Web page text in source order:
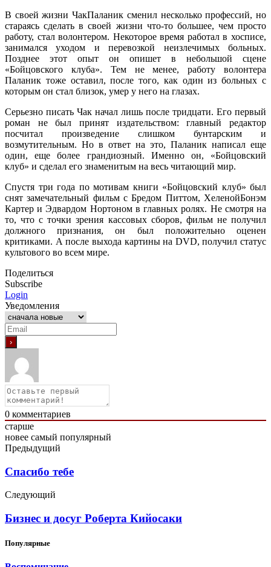
В своей жизни ЧакПаланик сменил несколько профессий, но
стараясь сделать в своей жизни что-то большее, чем просто
работу, стал волонтером. Некоторое время работал в хосписе,
занимался уходом и перевозкой неизлечимых больных.
Позднее этот опыт он опишет в небольшой сцене
«Бойцовского клуба». Тем не менее, работу волонтера
Паланик тоже оставил, после того, как один из больных с
которым он стал близок, умер у него на глазах.
Серьезно писать Чак начал лишь после тридцати. Его первый
роман не был принят издательством: главный редактор
посчитал произведение слишком бунтарским и
возмутительным. Но в ответ на это, Паланик написал еще
один, еще более грандиозный. Именно он, «Бойцовский
клуб» и сделал его знаменитым на весь читающий мир.
Спустя три года по мотивам книги «Бойцовский клуб» был
снят замечательный фильм с Бредом Питтом, ХеленойБонэм
Картер и Эдвардом Нортоном в главных ролях. Не смотря на
то, что с точки зрения кассовых сборов, фильм не получил
должного признания, он был положительно оценен
критиками. А после выхода картины на DVD, получил статус
культового во всем мире.
Поделиться
Subscribe
Login
Уведомления
0 комментариев
старше
новее самый популярный
Предыдущий
Спасибо тебе
Следующий
Бизнес и досуг Роберта Кийосаки
Популярные